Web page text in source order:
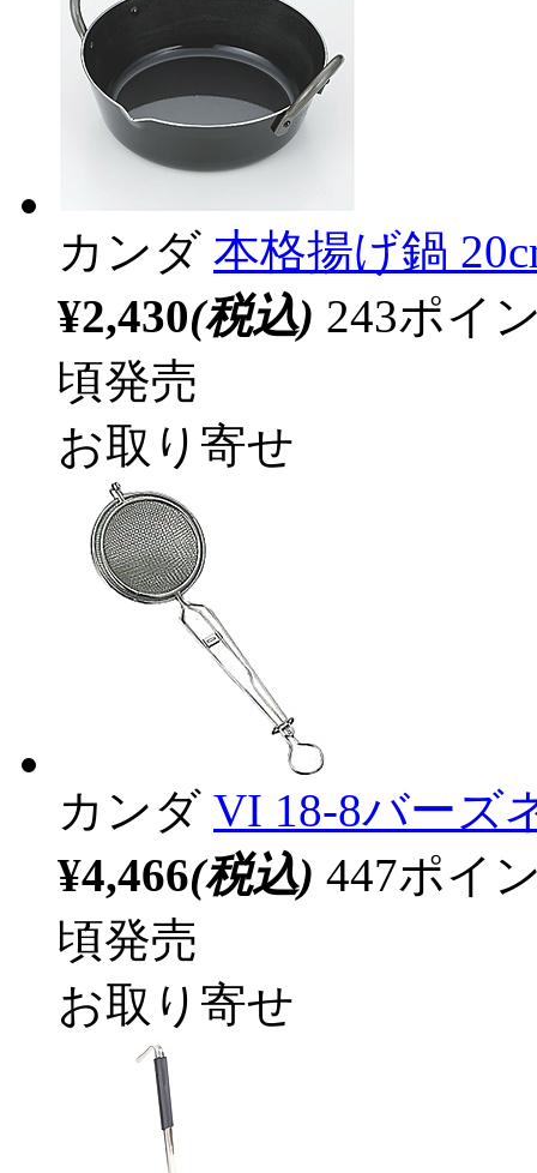
カンダ 本格揚げ鍋
¥2,430(税込) 243ポイ
頃発売
お取り寄せ
カンダ VI 18-8バーズ
¥4,466(税込) 447ポイ
頃発売
お取り寄せ